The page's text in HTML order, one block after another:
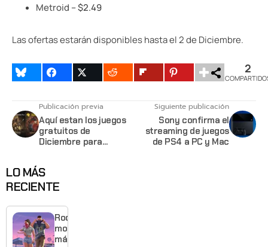
Metroid – $2.49
Las ofertas estarán disponibles hasta el 2 de Diciembre.
2
Publicación previa
Aquí estan los juegos
gratuitos de
Diciembre para
Siguiente publicación
Sony confirma el
streaming de juegos
de PS4 a PC y Mac
LO MÁS
RECIENTE
Rockstar
mostrará
más de